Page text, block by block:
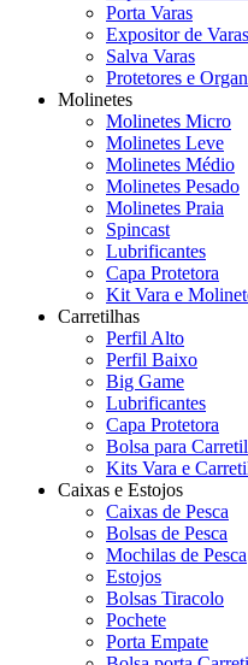
Porta Varas
Expositor de Varas
Salva Varas
Protetores e
Molinetes
Molinetes Micro
Molinetes Leve
Molinetes Médio
Molinetes Pesado
Molinetes Praia
Spincast
Lubrificantes
Capa Protetora
Kit Vara e
Carretilhas
Perfil Alto
Perfil Baixo
Big Game
Lubrificantes
Capa Protetora
Bolsa para
Kits Vara e
Caixas e Estojos
Caixas de Pesca
Bolsas de Pesca
Mochilas de Pesca
Estojos
Bolsas Tiracolo
Pochete
Porta Empate